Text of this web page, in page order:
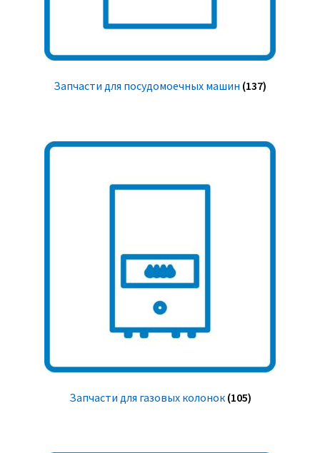
Запчасти для посудомоечных машин (137)
Запчасти для газовых колонок (105)